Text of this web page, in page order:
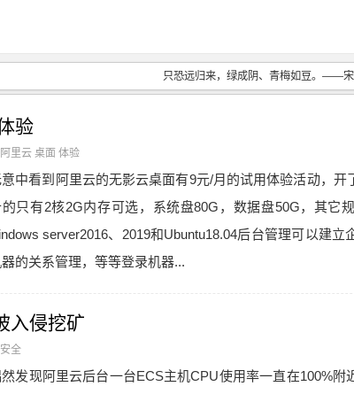
只恐远归来，绿成阴、青梅如豆。——宋
验
阿里云 桌面 体验
中看到阿里云的无影云桌面有9元/月的试用体验活动，开
只有2核2G内存可选，系统盘80G，数据盘50G，其它
server2016、2019和Ubuntu18.04后台管理可以建立
的关系管理，等等登录机器...
入侵挖矿
安全
发现阿里云后台一台ECS主机CPU使用率一直在100%附